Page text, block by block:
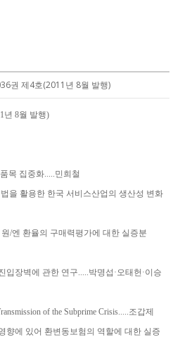
권 제4호(2011년 8월 발행)
년 8월 발행)
목 집중화.....민희철
법을 활용한 한국 서비스산업의 생산성 변화
원/엔 환율의 구매력평가에 대한 실증분
입장벽에 관한 연구.....박명섭·오태헌·이승
of the Subprime Crisis.....조갑제
향에 있어 환변동보험의 역할에 대한 실증